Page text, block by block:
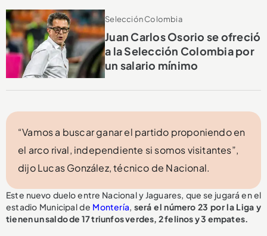
Selección Colombia
Juan Carlos Osorio se ofreció
a la Selección Colombia por
un salario mínimo
“Vamos a buscar ganar el partido proponiendo en
el arco rival, independiente si somos visitantes”,
dijo Lucas González, técnico de Nacional.
Este nuevo duelo entre Nacional y Jaguares, que se jugará en el
estadio Municipal de Montería será el número 23 por la Liga y
tienen un saldo de 17 triunfos verdes, 2 felinos y 3 empates.